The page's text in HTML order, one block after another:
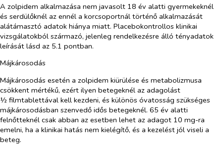
A zolpidem alkalmazása nem javasolt 18 év alatti gyermekeknél
és serdülőknél az ennél a korcsoportnál történő alkalmazását
alátámasztó adatok hiánya miatt. Placebokontrollos klinikai
vizsgálatokból származó, jelenleg rendelkezésre álló tényadatok
leírását lásd az 5.1 pontban.
Májkárosodás
Májkárosodás esetén a zolpidem kiürülése és metabolizmusa
csökkent mértékű, ezért ilyen betegeknél az adagolást
½ filmtablettával kell kezdeni, és különös óvatosság szükséges
májkárosodásban szenvedő idős betegeknél. 65 év alatti
felnőtteknél csak abban az esetben lehet az adagot 10 mg-ra
emelni, ha a klinikai hatás nem kielégítő, és a kezelést jól viseli a
beteg.